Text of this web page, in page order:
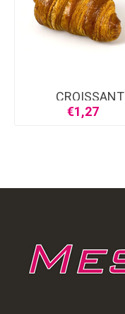
CROISSANT
€1,27